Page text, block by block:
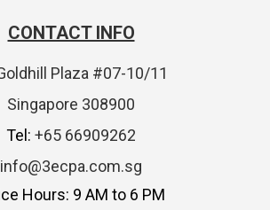
CONTACT INFO
Plaza #07-10/11
Singapore 308900
Tel: +65 66909262
info@3ecpa.com.sg
Hours: 9 AM to 6 PM